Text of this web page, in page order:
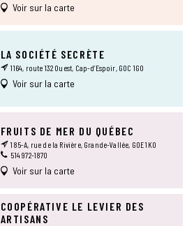
Voir sur la carte
LA SOCIÉTÉ SECRÈTE
1164, route 132 Ouest, Cap-d’Espoir, G0C 1G0
Voir sur la carte
FRUITS DE MER DU QUÉBEC
185-A, rue de la Rivière, Grande-Vallée, G0E 1K0
514 972-1870
Voir sur la carte
COOPÉRATIVE LE LEVIER DES
ARTISANS